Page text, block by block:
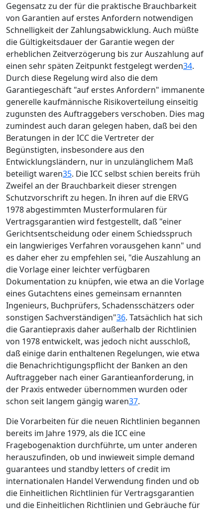
Gegensatz zu der für die praktische Brauchbarkeit
von Garantien auf erstes Anfordern notwendigen
Schnelligkeit der Zahlungsabwicklung. Auch müßte
die Gültigkeitsdauer der Garantie wegen der
erheblichen Zeitverzögerung bis zur Auszahlung auf
einen sehr späten Zeitpunkt festgelegt werden34.
Durch diese Regelung wird also die dem
Garantiegeschäft "auf erstes Anfordern" immanente
generelle kaufmännische Risikoverteilung einseitig
zugunsten des Auftraggebers verschoben. Dies mag
zumindest auch daran gelegen haben, daß bei den
Beratungen in der ICC die Vertreter der
Begünstigten, insbesondere aus den
Entwicklungsländern, nur in unzulänglichem Maß
beteiligt waren35. Die ICC selbst schien bereits früh
Zweifel an der Brauchbarkeit dieser strengen
Schutzvorschrift zu hegen. In ihren auf die ERVG
1978 abgestimmten Musterformularen für
Vertragsgarantien wird festgestellt, daß "einer
Gerichtsentscheidung oder einem Schiedsspruch
ein langwieriges Verfahren vorausgehen kann" und
es daher eher zu empfehlen sei, "die Auszahlung an
die Vorlage einer leichter verfügbaren
Dokumentation zu knüpfen, wie etwa an die Vorlage
eines Gutachtens eines gemeinsam ernannten
Ingenieurs, Buchprüfers, Schadensschätzers oder
sonstigen Sachverständigen"36. Tatsächlich hat sich
die Garantiepraxis daher außerhalb der Richtlinien
von 1978 entwickelt, was jedoch nicht ausschloß,
daß einige darin enthaltenen Regelungen, wie etwa
die Benachrichtigungspflicht der Banken an den
Auftraggeber nach einer Garantieanforderung, in
der Praxis entweder übernommen wurden oder
schon seit langem gängig waren37.
Die Vorarbeiten für die neuen Richtlinien begannen
bereits im Jahre 1979, als die ICC eine
Fragebogenaktion durchführte, um unter anderen
herauszufinden, ob und inwieweit simple demand
guarantees und standby letters of credit im
internationalen Handel Verwendung finden und ob
die Einheitlichen Richtlinien für Vertragsgarantien
und die Einheitlichen Richtlinien und Gebräuche für